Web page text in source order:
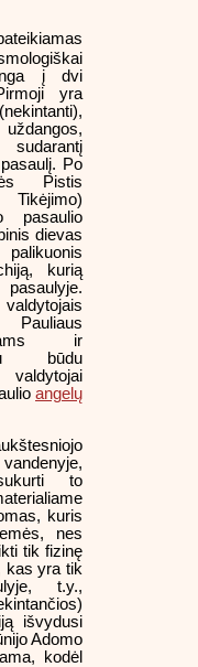
į dvi
yra
Po
Pistis
pasaulio
dievas
kurią
ir
būdu
angelų
to
kuris
nes
tik fizinę
kas yra tik
t.y.,
išvydusi
Adomo
kodėl